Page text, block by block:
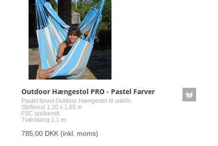
Outdoor Hængestol PRO - Pastel Farver
Pastel farvet Outdoor Hængestol til udeliv
Stofareal 1,30 x 1,65 m
FSC godkendt.
Tværstang 1,1 m.
785,00 DKK (inkl. moms)